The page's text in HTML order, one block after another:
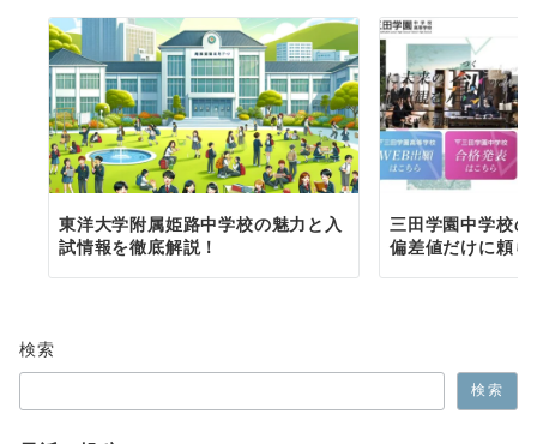
東洋大学附属姫路中学校の魅力と入
試情報を徹底解説！
三田学園中学校
偏差値だけに頼
検索
検索